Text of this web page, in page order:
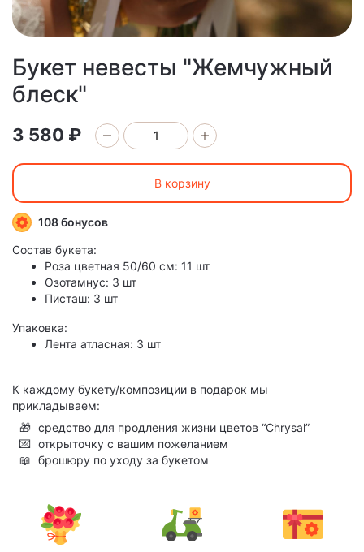
Букет невесты "Жемчужный
блеск"
3 580 ₽
В корзину
108 бонусов
Состав букета:
Роза цветная 50/60 см: 11 шт
Озотамнус: 3 шт
Писташ: 3 шт
Упаковка:
Лента атласная: 3 шт
К каждому букету/композиции в подарок мы
прикладываем:
🎁 средство для продления жизни цветов “Chrysal”
💌 открыточку с вашим пожеланием
📖 брошюру по уходу за букетом